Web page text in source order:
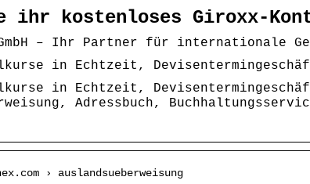
kostenloses Giroxx-
– Ihr Partner für internationale
in Echtzeit,
in Echtzeit,
Adressbuch,
› auslandsueberweisung